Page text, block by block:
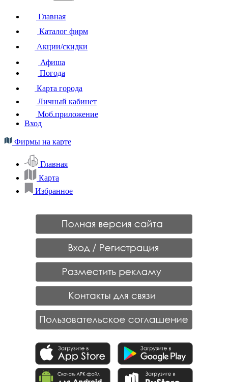
Главная
Каталог фирм
Акции/скидки
Афиша
Погода
Карта города
Личный кабинет
Моб.приложение
Вход
Фирмы на карте
Главная
Карта
Избранное